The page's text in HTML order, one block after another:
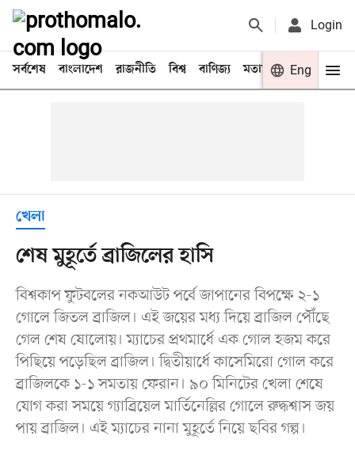
Login
সর্বশেষ বাংলাদেশ রাজনীতি বিশ্ব বাণিজ্য মতামত খেলা
Eng
খেলা
শেষ মুহূর্তে ব্রাজিলের হাসি
বিশ্বকাপ ফুটবলের নকআউট পর্বে জাপানের বিপক্ষে ২-১
গোলে জিতল ব্রাজিল। এই জয়ের মধ্য দিয়ে ব্রাজিল পৌঁছে
গেল শেষ ষোলোয়। ম্যাচের প্রথমার্ধে এক গোল হজম করে
পিছিয়ে পড়েছিল ব্রাজিল। দ্বিতীয়ার্ধে কাসেমিরো গোল করে
ব্রাজিলকে ১-১ সমতায় ফেরান। ৯০ মিনিটের খেলা শেষে
যোগ করা সময়ে গ্যাব্রিয়েল মার্তিনেল্লির গোলে রুদ্ধশ্বাস জয়
পায় ব্রাজিল। এই ম্যাচের নানা মুহূর্তে নিয়ে ছবির গল্প।